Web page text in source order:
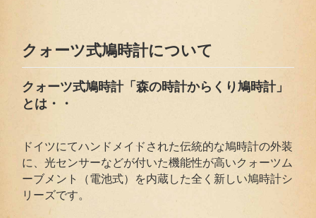
クォーツ式鳩時計について
クォーツ式鳩時計「森の時計からくり鳩時計」
とは・・
ドイツにてハンドメイドされた伝統的な鳩時計の外装
に、光センサーなどが付いた機能性が高いクォーツム
ーブメント（電池式）を内蔵した全く新しい鳩時計シ
リーズです。